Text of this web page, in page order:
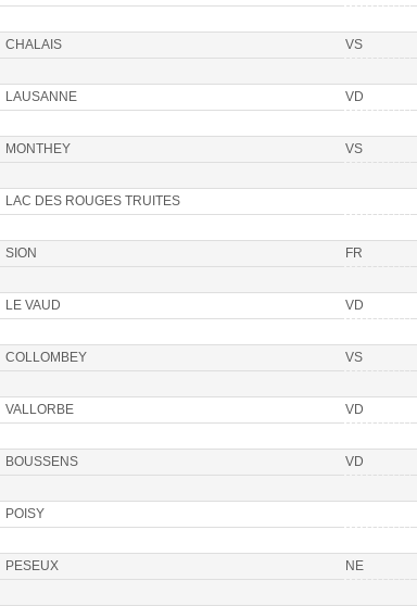
CHALAIS VS
LAUSANNE VD
MONTHEY VS
LAC DES ROUGES TRUITES
SION FR
LE VAUD VD
COLLOMBEY VS
VALLORBE VD
BOUSSENS VD
POISY
PESEUX NE